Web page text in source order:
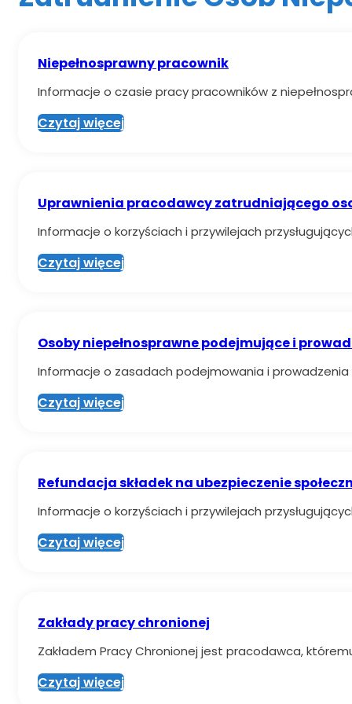
Niepełnosprawny pracownik
Informacje o czasie pracy pracowników z
Czytaj więcej
Uprawnienia pracodawcy zatrudniającego
Informacje o korzyściach i przywilejach
Czytaj więcej
Osoby niepełnosprawne podejmujące i
Informacje o zasadach podejmowania i
Czytaj więcej
Refundacja składek na ubezpieczenie
Informacje o korzyściach i przywilejach
Czytaj więcej
Zakłady pracy chronionej
Zakładem Pracy Chronionej jest pracodawca,
Czytaj więcej